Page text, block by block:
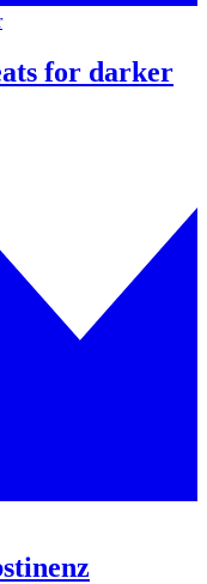
for darker